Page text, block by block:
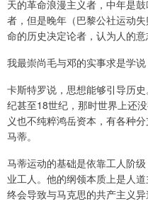
天的革命浪漫主义者，中年是
者，但是晚年（巴黎公社运动
命的历史决定论者，认为人的意
我最崇尚毛与邓的实事求是学
卡斯特罗说，思想能够引导历
纪甚至18世纪，那时世界上还
义也不纯粹鸿岳资本，有各种
马蒂。
马蒂运动的基础是依靠工人阶
业工人。他的纲领本质上是人
终会导致与马克思的共产主义